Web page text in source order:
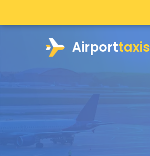
Airporttaxis